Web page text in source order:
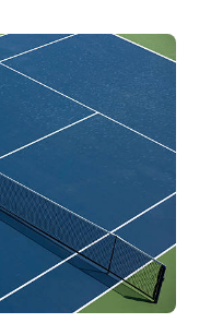
LES
DE
POUR
D’UN
DE
TENNIS
À
CANNES